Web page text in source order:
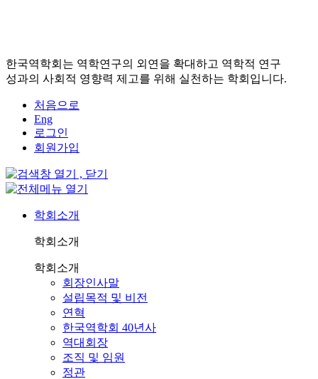
한국역학회는 역학연구의 외연을 확대하고 역학적 연구
성과의 사회적 영향력 제고를 위해 실천하는 학회입니다.
처음으로
Eng
로그인
회원가입
학회소개
학회소개
학회소개
회장인사말
설립목적 및 비전
연혁
한국역학회 40년사
역대회장
조직 및 임원
정관